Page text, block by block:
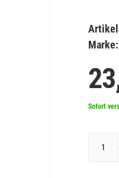
Marke:
Sofort